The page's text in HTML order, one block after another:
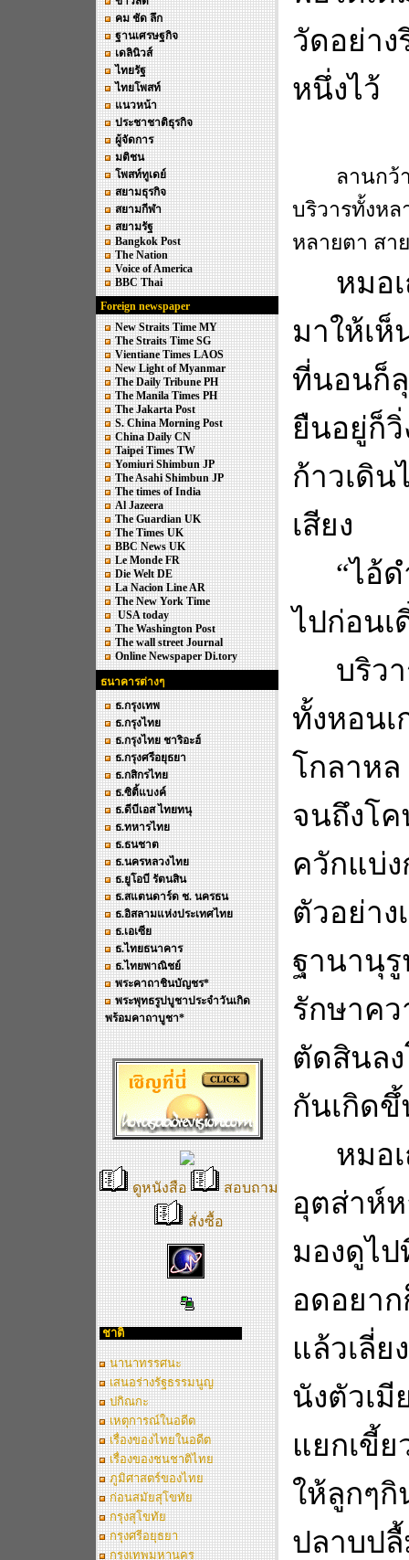
คม ชัด ลึก
ฐานเศรษฐกิจ
เดลินิวส์
ไทยรัฐ
ไทยโพสท์
แนวหน้า
ประชาชาติธุรกิจ
ผู้จัดการ
มติชน
โพสท์ทูเดย์
สยามธุรกิจ
สยามกีฬา
สยามรัฐ
Bangkok Post
The Nation
Voice of America
BBC Thai
Foreign newspaper
New Straits Time MY
The Straits Time SG
Vientiane Times LAOS
New Light of Myanmar
The Daily Tribune PH
The Manila Times PH
The Jakarta Post
S. China Morning Post
China Daily CN
Taipei Times TW
Yomiuri Shimbun JP
The Asahi Shimbun JP
The times of India
Al Jazeera
The Guardian UK
The Times UK
BBC News UK
Le Monde FR
Die Welt DE
La Nacion Line AR
The New York Time
USA today
The Washington Post
The wall street Journal
Online Newspaper Di.tory
ธนาคารต่างๆ
ธ.กรุงเทพ
ธ.กรุงไทย
ธ.กรุงไทย ชาริอะฮ์
ธ.กรุงศรีอยุธยา
ธ.กสิกรไทย
ธ.ซิติ้แบงค์
ธ.ดีบีเอส ไทยทนุ
ธ.ทหารไทย
ธ.ธนชาต
ธ.นครหลวงไทย
ธ.ยูโอบี รัตนสิน
ธ.สแตนดาร์ด ช. นครธน
ธ.อิสลามแห่งประเทศไทย
ธ.เอเซีย
ธ.ไทยธนาคาร
ธ.ไทยพาณิชย์
พระคาถาชินบัญชร*
พระพุทธรูปบูชาประจำวันเกิด
พร้อมคาถาบูชา*
ดูหนังสือ สอบถาม
สั่งซื้อ
ชาติ
นานาทรรศนะ
เสนอร่างรัฐธรรมนูญ
ปกิณกะ
เหตุการณ์ในอดีต
เรื่องของไทยในอดีต
เรื่องของชนชาติไทย
ภูมิศาสตร์ของไทย
ก่อนสมัยสุโขทัย
กรุงสุโขทัย
กรุงศรีอยุธยา
กรุงเทพมหานคร
วัดอย่า
หนึ่งไว้
ลานก
บริวารทั้งห
หลายตา สา
หมอ
มาให้เ
ที่นอนก็
ยืนอยู่ก็
ก้าวเดิ
เสียง
“ไอ้
ไปก่อน
บริว
ทั้งหอน
โกลาห
จนถึงโค
ควักแบ่
ตัวอย่
ฐานานุรู
รักษาค
ตัดสินล
กันเกิด
หมอ
อุตส่าห์
มองดู
อดอยา
แล้วเลี่
นังตัวเ
แยกเขี้
ให้ลูกๆ
ปลาบป